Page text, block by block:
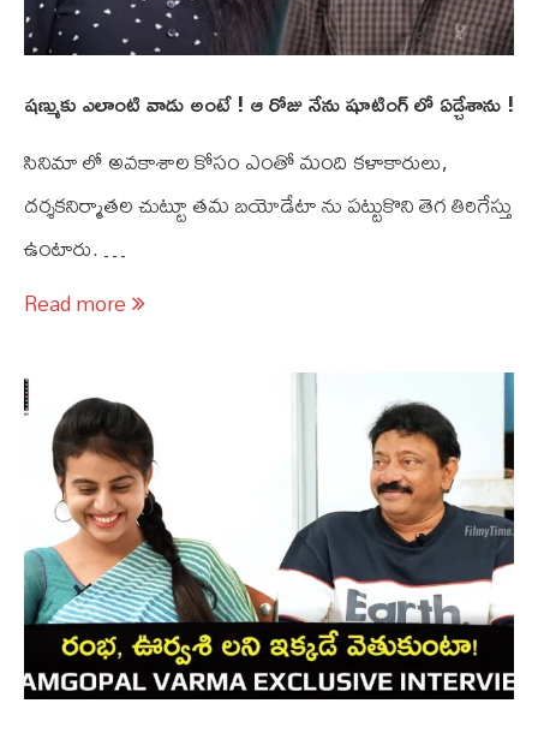
షణ్ముకు ఎలాంటి వాడు అంటే ! ఆ రోజు నేను షూటింగ్ లో ఏడ్చేశాను !
సినిమా లో అవకాశాల కోసం ఎంతో మంది కళాకారులు,
దర్శకనిర్మాతల చుట్టూ తమ బయోడేటా ను పట్టుకొని తెగ తిరిగేస్తు
ఉంటారు. …
Read more